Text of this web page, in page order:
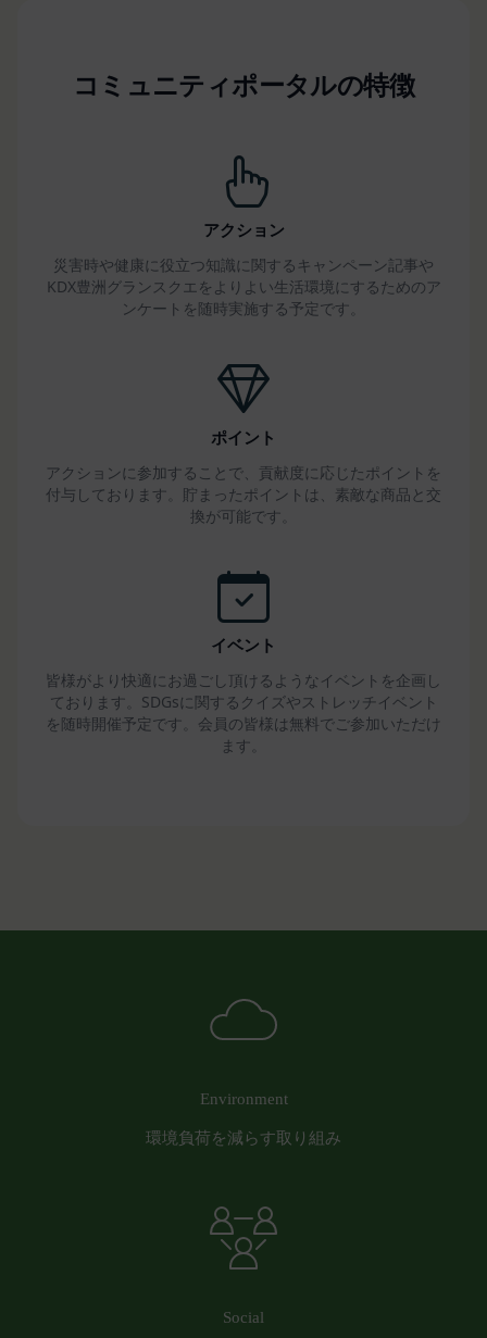
コミュニティポータルの特徴
アクション
災害時や健康に役立つ知識に関するキャンペーン記事や
KDX豊洲グランスクエをよりよい生活環境にするためのア
ンケートを随時実施する予定です。
ポイント
アクションに参加することで、貢献度に応じたポイントを
付与しております。貯まったポイントは、素敵な商品と交
換が可能です。
イベント
皆様がより快適にお過ごし頂けるようなイベントを企画し
ております。SDGsに関するクイズやストレッチイベント
を随時開催予定です。会員の皆様は無料でご参加いただけ
ます。
Environment
環境負荷を減らす取り組み
Social
その他、やむを得ずシステムの停止が必要と当社が
会員は、当社の事前の書面による承諾なくして、本
規約に基づく権利もしくは義務につき、第三者に対
し、譲渡、移転、担保設定、その他の処分をするこ
当社は本サービスにかかる事業を第三者に譲渡した
場合には、当該事業譲渡に伴い本規約に基づく権利
および義務並びに会員の登録事項その他の情報を当
し、会員は、かかる譲渡につき本項においてあらか
じめ同意したものとします。なお、本項に定める事
業譲渡には、通常の事業譲渡のみならず、会社分割
ます。
第15条（第三者への委託）
します。ただし、当社は、これにより、会員に対す
る義務を免れることはできないものとします。
ことにより、免責されるものとします。
当社が相当の安全策を講じたにもかかわらず通信回
線やコンピュータなどに障害が生じ、システムの中
証いたしません。
当社は、会員が本規約に違反したことによって、会
一切責任を負わないものとします。
会員が、本サービスをご利用になることにより、他
当社には一切損害等を与えないものとします。
会員は、本サービスを当社が別途定める「
」に則り利用するものとします。これらの規
は、一切責任を負わないものとします。